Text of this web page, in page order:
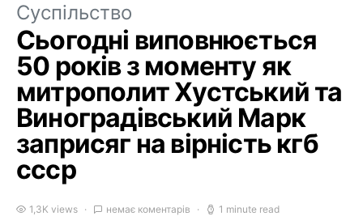
Суспільство
Сьогодні виповнюється
50 років з моменту як
митрополит Хустський та
Виноградівський Марк
заприсяг на вірність кгб
ссср
1,3K views немає коментарів 1 minute read